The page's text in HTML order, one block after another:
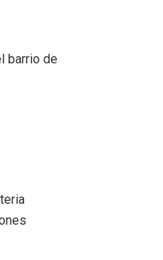
barrio de